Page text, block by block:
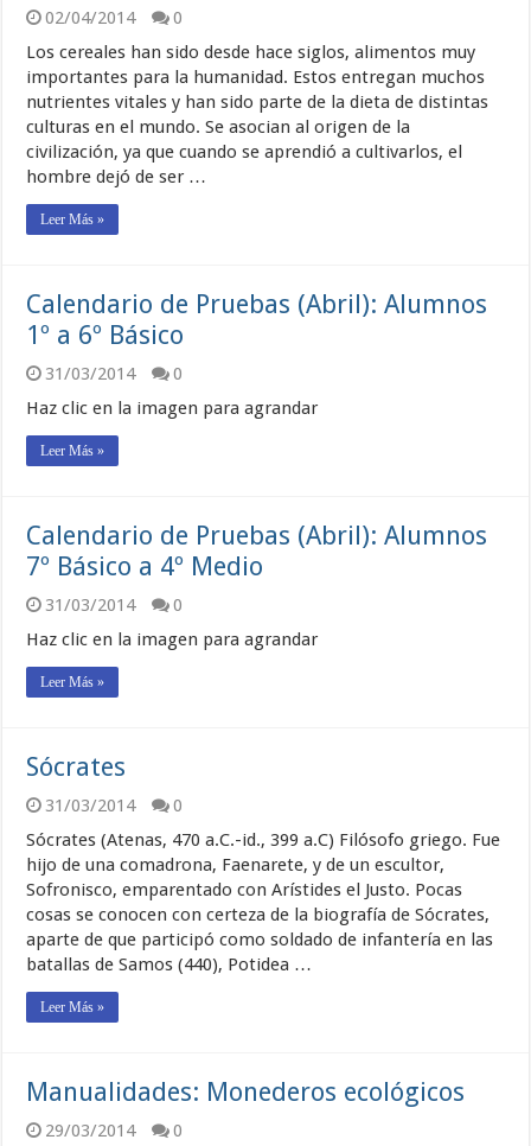
02/04/2014
0
Los cereales han sido desde hace siglos, alimentos muy
importantes para la humanidad. Estos entregan muchos
nutrientes vitales y han sido parte de la dieta de distintas
culturas en el mundo. Se asocian al origen de la
civilización, ya que cuando se aprendió a cultivarlos, el
hombre dejó de ser …
Leer Más »
Calendario de Pruebas (Abril): Alumnos
1º a 6º Básico
31/03/2014
0
Haz clic en la imagen para agrandar
Leer Más »
Calendario de Pruebas (Abril): Alumnos
7º Básico a 4º Medio
31/03/2014
0
Haz clic en la imagen para agrandar
Leer Más »
Sócrates
31/03/2014
0
Sócrates (Atenas, 470 a.C.-id., 399 a.C) Filósofo griego. Fue
hijo de una comadrona, Faenarete, y de un escultor,
Sofronisco, emparentado con Arístides el Justo. Pocas
cosas se conocen con certeza de la biografía de Sócrates,
aparte de que participó como soldado de infantería en las
batallas de Samos (440), Potidea …
Leer Más »
Manualidades: Monederos ecológicos
29/03/2014 0